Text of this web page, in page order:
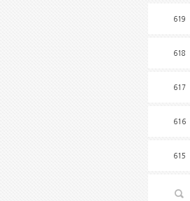
619
618
617
616
615